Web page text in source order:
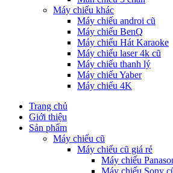
Máy chiếu khác
Máy chiếu androi cũ
Máy chiếu BenQ
Máy chiếu Hát Karaoke
Máy chiếu laser 4k cũ
Máy chiếu thanh lý
Máy chiếu Yaber
Máy chiếu 4K
Trang chủ
Giới thiệu
Sản phẩm
Máy chiếu cũ
Máy chiếu cũ giá rẻ
Máy chiếu
Máy chiếu Sony